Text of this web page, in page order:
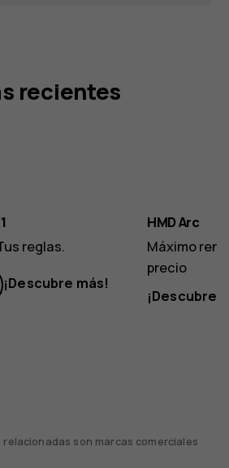
recientes​
reglas.
¡Descubre más!
HMD Arc
Máximo
precio
¡Descubre
son marcas comerciales